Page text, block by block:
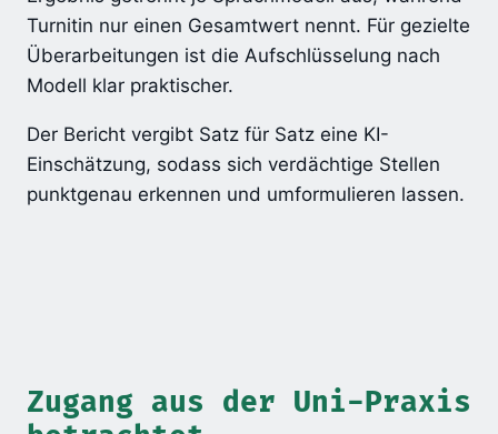
Turnitin nur einen Gesamtwert nennt. Für gezielte
Überarbeitungen ist die Aufschlüsselung nach
Modell klar praktischer.
Der Bericht vergibt Satz für Satz eine KI-
Einschätzung, sodass sich verdächtige Stellen
punktgenau erkennen und umformulieren lassen.
Zugang aus der Uni-Praxis